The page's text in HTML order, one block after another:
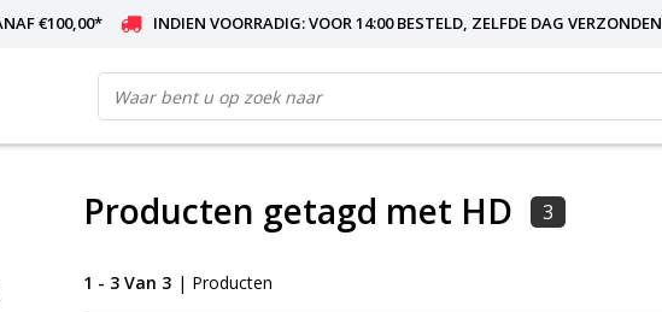
€100,00* INDIEN VOORRADIG: VOOR 14:00 BESTELD, ZELFDE DAG VERZONDEN
Producten getagd met HD 3
1 - 3 Van 3 | Producten